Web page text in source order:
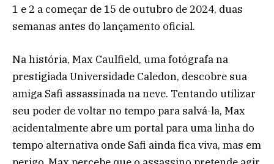
1 e 2 a começar de 15 de outubro de 2024, duas
semanas antes do lançamento oficial.
Na história, Max Caulfield, uma fotógrafa na
prestigiada Universidade Caledon, descobre sua
amiga Safi assassinada na neve. Tentando utilizar
seu poder de voltar no tempo para salvá-la, Max
acidentalmente abre um portal para uma linha do
tempo alternativa onde Safi ainda fica viva, mas em